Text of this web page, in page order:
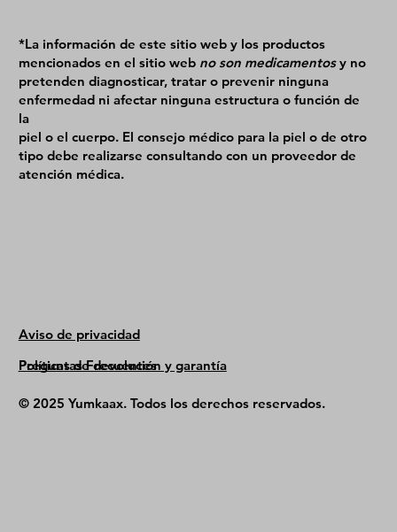
*La información de este sitio web y los productos
mencionados en el sitio web no son medicamentosy no
pretenden diagnosticar, tratar o prevenir ninguna
enfermedad ni afectar ninguna estructura o función de
la
piel o el cuerpo. El consejo médico para la piel o de otro
tipo debe realizarse consultando con un proveedor de
atención médica.
© 2025 Yumkaax. Todos los derechos reservados.
Aviso de privacidad
Políticas de devolución y garantía
Preguntas Frecuentes